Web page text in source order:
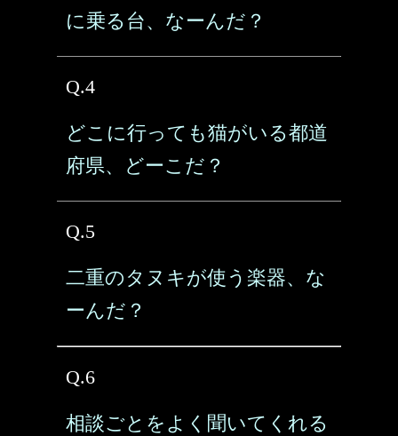
に乗る台、なーんだ？
Q.4
どこに行っても猫がいる都道
府県、どーこだ？
Q.5
二重のタヌキが使う楽器、な
ーんだ？
Q.6
相談ごとをよく聞いてくれる